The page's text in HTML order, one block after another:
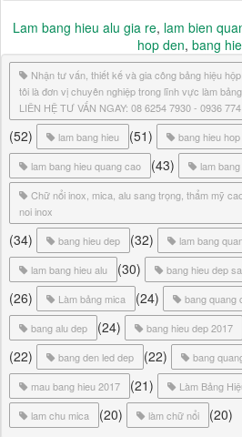
Lam bang hieu alu gia re, lam bien
hop den, bang
Nhận tư vấn, thiết kế và gia công bảng hiệu
tôi là đơn vị chuyên nghiệp trong lĩnh vực làm
LIÊN HỆ TƯ VẤN NGAY: 08 6254 7930 - 0936
(52) lam bang hieu (51) bang hieu
lam bang hieu quang cao (43) lam
Chữ nổi inox, mica, alu sang trọng, thẩm mỹ
noi inox
(34) bang hieu dep (32) lam bang
lam bang hieu alu (30) bang hieu dep
(26) Làm bảng mica (24) bang quang
bang alu dep (24) bang hieu dep 2017
(22) bang den led dep (22) bang
mau bang hieu 2017 (21) Làm Bảng
lam chu mica (20) làm chữ nổi (20)